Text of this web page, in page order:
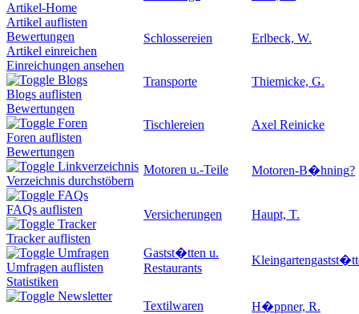
Artikel-Home
Artikel auflisten
Bewertungen
Artikel einreichen
Einreichungen ansehen
Blogs
Blogs auflisten
Bewertungen
Foren
Foren auflisten
Bewertungen
Linkverzeichnis
Verzeichnis durchstöbern
FAQs
FAQs auflisten
Tracker
Tracker auflisten
Umfragen
Umfragen auflisten
Statistiken
Newsletter
Schlossereien Erlbeck, W.
Transporte Thiemicke, G.
Tischlereien Axel Reinicke
Motoren u.-Teile Motoren-B�hning?
Versicherungen Haupt, T.
Gastst�tten u.
Restaurants
Textilwaren H�ppner, R.